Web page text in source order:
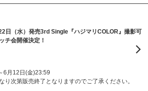
日（水）発売3rd Single『ハジマリCOLOR』撮影可
チ会開催決定！
6月12日(金)23:59
次第販売終了となりますのでご了承ください。